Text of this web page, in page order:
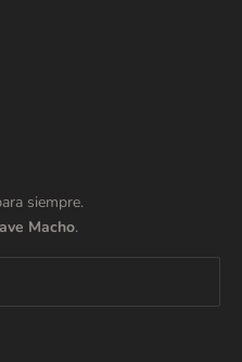
siempre.
Macho.